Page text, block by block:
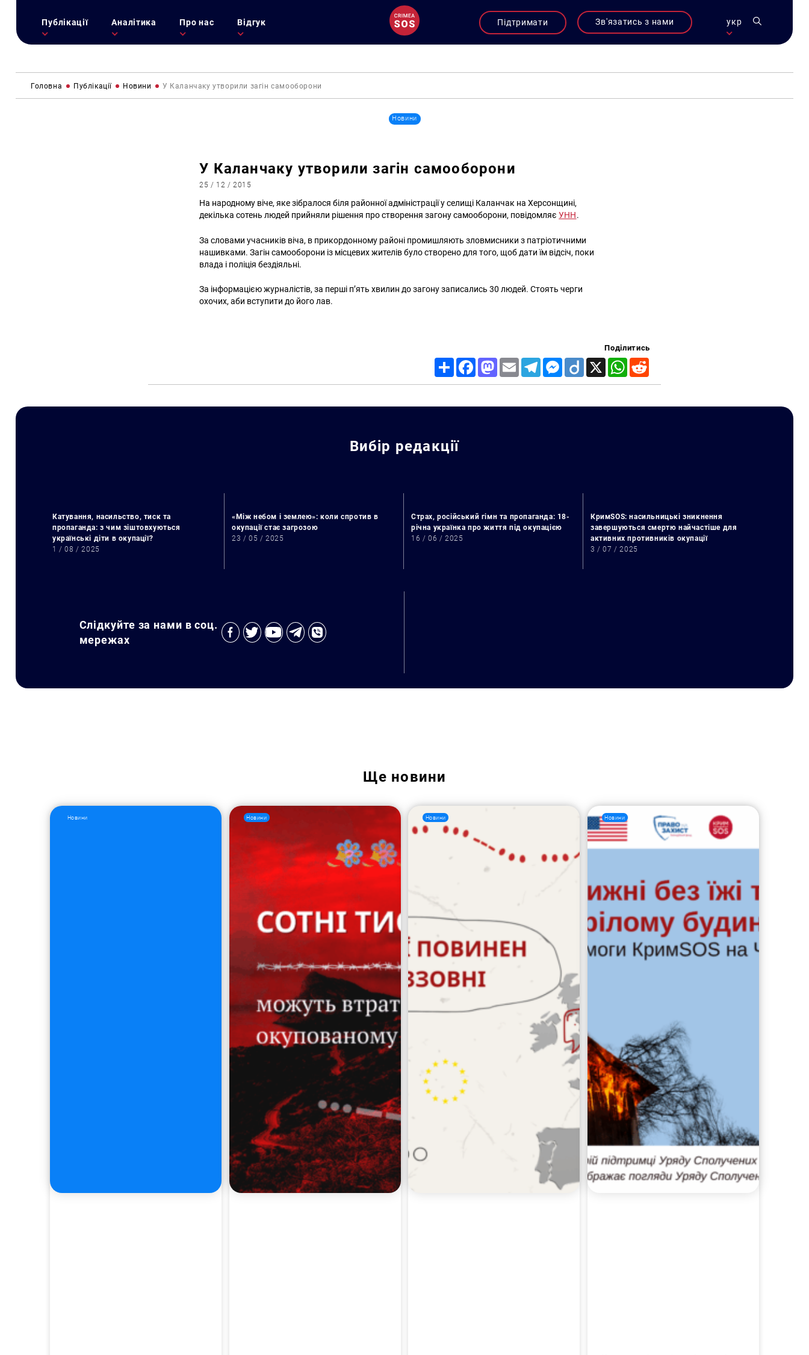
Публікації Аналітика Про нас Відгук Підтримати Зв'язатись з нами укр
Головна Публікації Новини У Каланчаку утворили загін самооборони
Новини
У Каланчаку утворили загін самооборони
25 / 12 / 2015
На народному віче, яке зібралося біля районної адміністрації у селищі Каланчак на Херсонщині,
декілька сотень людей прийняли рішення про створення загону самооборони, повідомляєУНН.
За словами учасників віча, в прикордонному районі промишляють зловмисники з патріотичними
нашивками. Загін самооборони із місцевих жителів було створено для того, щоб дати їм відсіч, поки
влада і поліція бездіяльні.
За інформацією журналістів, за перші п’ять хвилин до загону записались 30 людей. Стоять черги
охочих, аби вступити до його лав.
Поділитись
Share FacebookMastodon
Email TelegramMessenger
Diigo X WhatsApp
Вибір редакції
Катування, насильство, тиск та
пропаганда: з чим зіштовхуються
українські діти в окупації?
1 / 08 / 2025
«Між небом і землею»: коли спротив в
окупації стає загрозою
23 / 05 / 2025
Страх, російський гімн та пропаганда: 18-
річна українка про життя під окупацією
16 / 06 / 2025
КримSOS: насильницькі зникнення
завершуються смертю найчастіше для
активних противників окупації
3 / 07 / 2025
Слідкуйте за нами в соц.
мережах
Ще новини
Новини Новини Новини Новини